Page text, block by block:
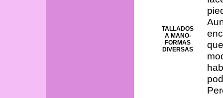
TALLADOS
A MANO-
FORMAS
DIVERSAS